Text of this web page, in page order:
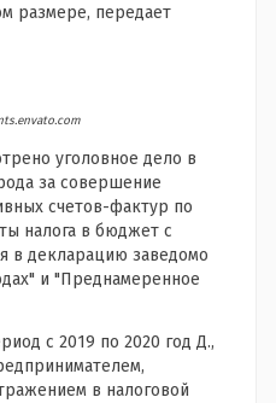
размере, передает
уголовное дело в
за совершение
счетов-фактур по
налога в бюджет с
в декларацию заведомо
и "Преднамеренное
с 2019 по 2020 год Д.,
в налоговой